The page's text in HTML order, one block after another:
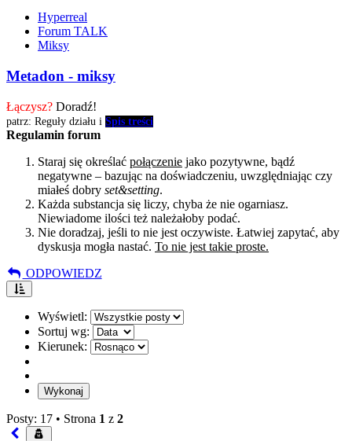
Hyperreal
Forum TALK
Miksy
Metadon - miksy
Łączysz? Doradź!
patrz: Reguły działu i Spis treści
Regulamin forum
Staraj się określać połączenie jako pozytywne, bądź
negatywne – bazując na doświadczeniu, uwzględniając czy
miałeś dobry set&setting.
Każda substancja się liczy, chyba że nie ogarniasz.
Niewiadome ilości też należałoby podać.
Nie doradzaj, jeśli to nie jest oczywiste. Łatwiej zapytać, aby
dyskusja mogła nastać. To nie jest takie proste.
ODPOWIEDZ
Wyświetl:
Sortuj wg:
Kierunek:
Posty: 17 • Strona 1 z 2